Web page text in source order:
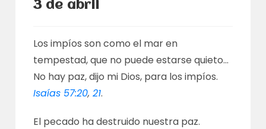
3 de abril
Los impíos son como el mar en
tempestad, que no puede estarse quieto…
No hay paz, dijo mi Dios, para los impíos.
Isaías 57:20,21.
El pecado ha destruido nuestra paz.